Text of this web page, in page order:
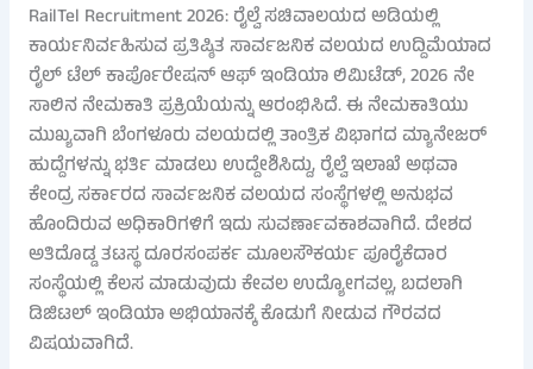
RailTel Recruitment 2026: ರೈಲ್ವೆ ಸಚಿವಾಲಯದ ಅಡಿಯಲ್ಲಿ
ಕಾರ್ಯನಿರ್ವಹಿಸುವ ಪ್ರತಿಷ್ಠಿತ ಸಾರ್ವಜನಿಕ ವಲಯದ ಉದ್ದಿಮೆಯಾದ
ರೈಲ್ ಟೆಲ್ ಕಾರ್ಪೊರೇಷನ್ ಆಫ್ ಇಂಡಿಯಾ ಲಿಮಿಟೆಡ್, 2026 ನೇ
ಸಾಲಿನ ನೇಮಕಾತಿ ಪ್ರಕ್ರಿಯೆಯನ್ನು ಆರಂಭಿಸಿದೆ. ಈ ನೇಮಕಾತಿಯು
ಮುಖ್ಯವಾಗಿ ಬೆಂಗಳೂರು ವಲಯದಲ್ಲಿ ತಾಂತ್ರಿಕ ವಿಭಾಗದ ಮ್ಯಾನೇಜರ್
ಹುದ್ದೆಗಳನ್ನು ಭರ್ತಿ ಮಾಡಲು ಉದ್ದೇಶಿಸಿದ್ದು, ರೈಲ್ವೆ ಇಲಾಖೆ ಅಥವಾ
ಕೇಂದ್ರ ಸರ್ಕಾರದ ಸಾರ್ವಜನಿಕ ವಲಯದ ಸಂಸ್ಥೆಗಳಲ್ಲಿ ಅನುಭವ
ಹೊಂದಿರುವ ಅಧಿಕಾರಿಗಳಿಗೆ ಇದು ಸುವರ್ಣಾವಕಾಶವಾಗಿದೆ. ದೇಶದ
ಅತಿದೊಡ್ಡ ತಟಸ್ಥ ದೂರಸಂಪರ್ಕ ಮೂಲಸೌಕರ್ಯ ಪೂರೈಕೆದಾರ
ಸಂಸ್ಥೆಯಲ್ಲಿ ಕೆಲಸ ಮಾಡುವುದು ಕೇವಲ ಉದ್ಯೋಗವಲ್ಲ, ಬದಲಾಗಿ
ಡಿಜಿಟಲ್ ಇಂಡಿಯಾ ಅಭಿಯಾನಕ್ಕೆ ಕೊಡುಗೆ ನೀಡುವ ಗೌರವದ
ವಿಷಯವಾಗಿದೆ.